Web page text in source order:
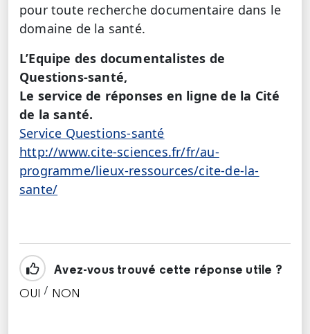
pour toute recherche documentaire dans le
domaine de la santé.
L’Equipe des documentalistes de
Questions-santé,
Le service de réponses en ligne de la Cité
de la santé.
Service Questions-santé
http://www.cite-sciences.fr/fr/au-
programme/lieux-ressources/cite-de-la-
sante/
Avez-vous trouvé cette réponse utile ?
OUI / NON